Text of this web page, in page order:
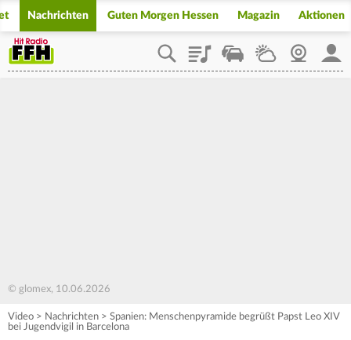
Nachrichten Guten Morgen Hessen Magazin Aktionen
PlaylistStaupilotWetterWebcam
© glomex, 10.06.2026
Video > Nachrichten > Spanien: Menschenpyramide begrüßt Papst Leo XIV
bei Jugendvigil in Barcelona